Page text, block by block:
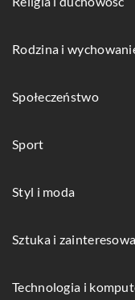
Rodzina i
Społeczeństwo
Sport
Styl i moda
Sztuka i
Technologia i